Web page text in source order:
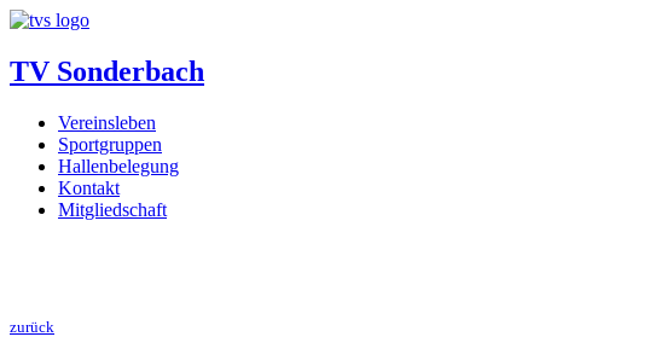
TV Sonderbach
Vereinsleben
Sportgruppen
Hallenbelegung
Kontakt
Mitgliedschaft
zurück